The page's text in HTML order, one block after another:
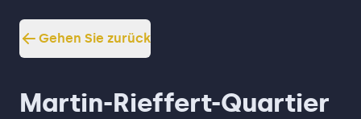
Gehen Sie zurück
Martin-Rieffert-Quartier